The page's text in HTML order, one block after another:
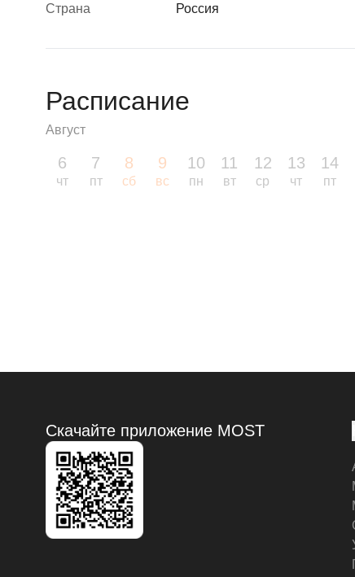
Страна Россия
Расписание
Август
6
чт
7
пт
8
сб
9
вс
10
пн
11
вт
12
ср
13
чт
14
пт
Скачайте приложение MOST